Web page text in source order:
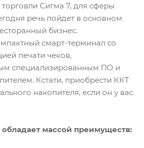
Сигма 7, для сферы
речь пойдет в основном
бизнес.
смарт-терминал со
печати чеков,
специализированным ПО и
Кстати, приобрести ККТ
накопителя, если он у вас
обладает массой преимуществ: